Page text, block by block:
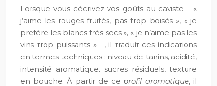
Lorsque vous décrivez vos goûts au caviste – «
j’aime les rouges fruités, pas trop boisés », « je
préfère les blancs très secs », « je n’aime pas les
vins trop puissants » –, il traduit ces indications
en termes techniques : niveau de tanins, acidité,
intensité aromatique, sucres résiduels, texture
en bouche. À partir de ce profil aromatique, il